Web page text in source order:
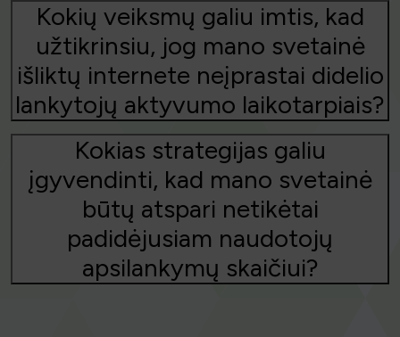
Kokių veiksmų galiu imtis, kad
užtikrinsiu, jog mano svetainė
išliktų internete neįprastai didelio
lankytojų aktyvumo laikotarpiais?
Kokias strategijas galiu
įgyvendinti, kad mano svetainė
būtų atspari netikėtai
padidėjusiam naudotojų
apsilankymų skaičiui?